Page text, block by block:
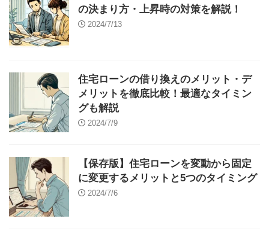
の決まり方・上昇時の対策を解説！
2024/7/13
住宅ローンの借り換えのメリット・デ
メリットを徹底比較！最適なタイミン
グも解説
2024/7/9
【保存版】住宅ローンを変動から固定
に変更するメリットと5つのタイミング
2024/7/6